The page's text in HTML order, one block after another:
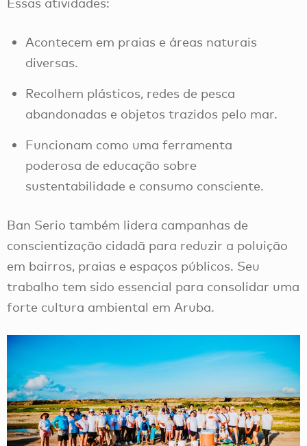
Acontecem em praias e áreas naturais
diversas.
Recolhem plásticos, redes de pesca
abandonadas e objetos trazidos pelo mar.
Funcionam como uma ferramenta
poderosa de educação sobre
sustentabilidade e consumo consciente.
Ban Serio também lidera campanhas de
conscientização cidadã para reduzir a poluição
em bairros, praias e espaços públicos. Seu
trabalho tem sido essencial para consolidar uma
forte cultura ambiental em Aruba.